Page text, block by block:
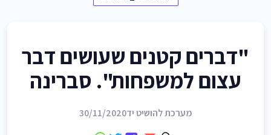
"דברים קטנים שעושים דבר
עצום למשפחות". סברינה
מערכת להושיט יד30/11/2020